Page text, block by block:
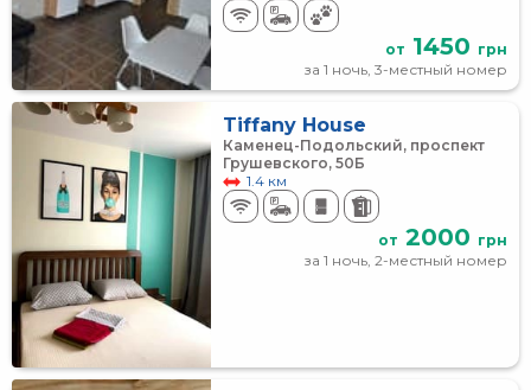
от 1450 грн
за 1 ночь, 3-местный номер
Tiffany House
Каменец-Подольский, проспект
Грушевского, 50Б
1.4 км
от 2000 грн
за 1 ночь, 2-местный номер